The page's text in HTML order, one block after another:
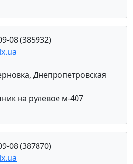
08 (385932)
Днепропетровская
на рулевое м-407
08 (387870)